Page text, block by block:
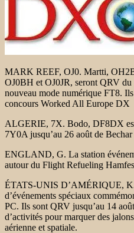
MARK REEF, OJ0. Martti,
OJ0BH et OJ0JR, seront QRV
nouveau mode numérique FT8.
concours Worked All Europe DX
ALGERIE, 7X. Bodo, DF8DX
7Y0A jusqu’au 26 août de
ENGLAND, G. La station
autour du Flight Refueling
ÉTATS-UNIS D’AMÉRIQUE, K.
d’événements spéciaux
PC. Ils sont QRV jusqu’au 14
d’activités pour marquer des
aérienne et spatiale.